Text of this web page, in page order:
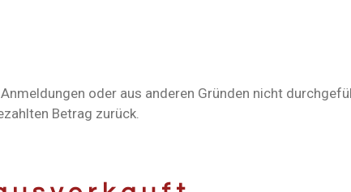
oder aus anderen Gründen nicht
Betrag zurück.